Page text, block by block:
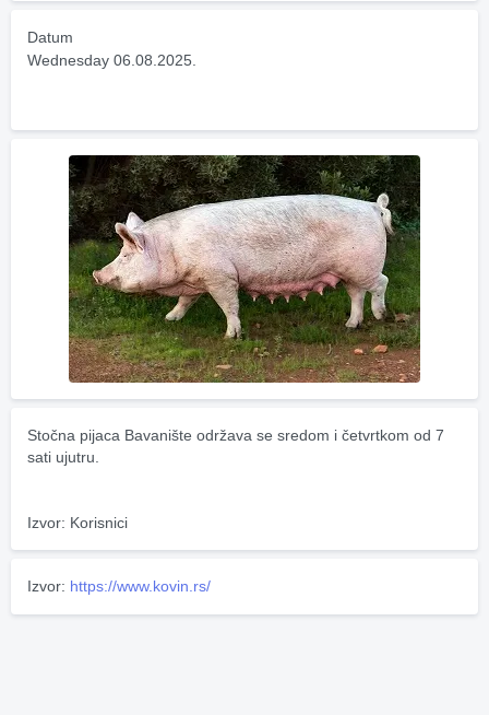
Datum
Wednesday 06.08.2025.
Stočna pijaca Bavanište održava se sredom i četvrtkom od 7
sati ujutru.
Izvor: Korisnici
Izvor: https://www.kovin.rs/